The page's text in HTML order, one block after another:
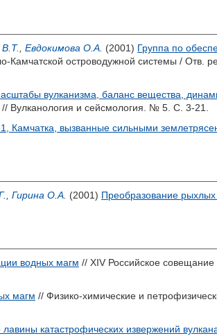
В.Т. Евдокимова О.А. (2001) Группа по
Камчатской островодужной системы / Отв.
вулканизма, баланс вещества,
// Вулканология и сейсмология. № 5. С. 3-21.
Камчатка, вызванные сильными
Гирина О.А. (2001) Преобразование
водных магм // XIV Российское
магм // Физико-химические и
катастрофических извержений